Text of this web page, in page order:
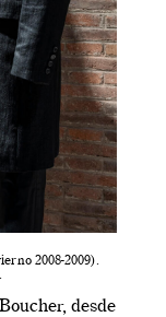
2008-2009).
desde